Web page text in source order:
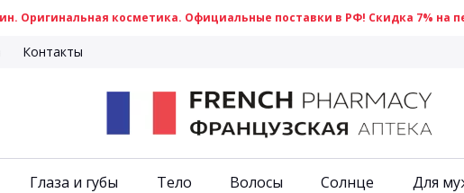
Оригинальная косметика. Официальные поставки в РФ! Скидка 7% на
Контакты
Глаза и губы Тело Волосы Солнце Для